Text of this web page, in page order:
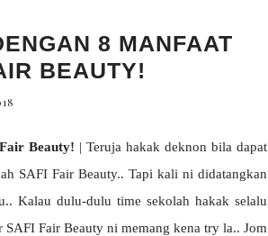
8 MANFAAT
BEAUTY!
Beauty! | Teruja hakak deknon bila dapat
SAFI Fair Beauty.. Tapi kali ni didatangkan
Kalau dulu-dulu time sekolah hakak selalu
Fair Beauty ni memang kena try la.. Jom